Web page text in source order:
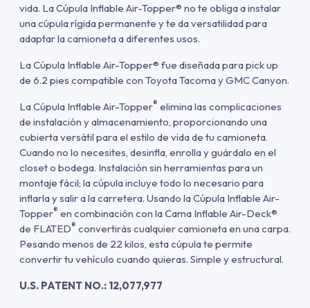
vida. La Cúpula Inflable Air-Topper® no te obliga a instalar
una cúpula rígida permanente y te da versatilidad para
adaptar la camioneta a diferentes usos.
La Cúpula Inflable Air-Topper® fue diseñada para pick up
de 6.2 pies compatible con Toyota Tacoma y GMC Canyon.
La Cúpula Inflable Air-Topper® elimina las complicaciones
de instalación y almacenamiento, proporcionando una
cubierta versátil para el estilo de vida de tu camioneta.
Cuando no lo necesites, desinfla, enrolla y guárdalo en el
closet o bodega. Instalación sin herramientas para un
montaje fácil; la cúpula incluye todo lo necesario para
inflarla y salir a la carretera. Usando la Cúpula Inflable Air-
Topper® en combinación con la Cama Inflable Air-Deck®
de FLATED® convertirás cualquier camioneta en una carpa.
Pesando menos de 22 kilos, esta cúpula te permite
convertir tu vehículo cuando quieras. Simple y estructural.
U.S. PATENT NO.: 12,077,977